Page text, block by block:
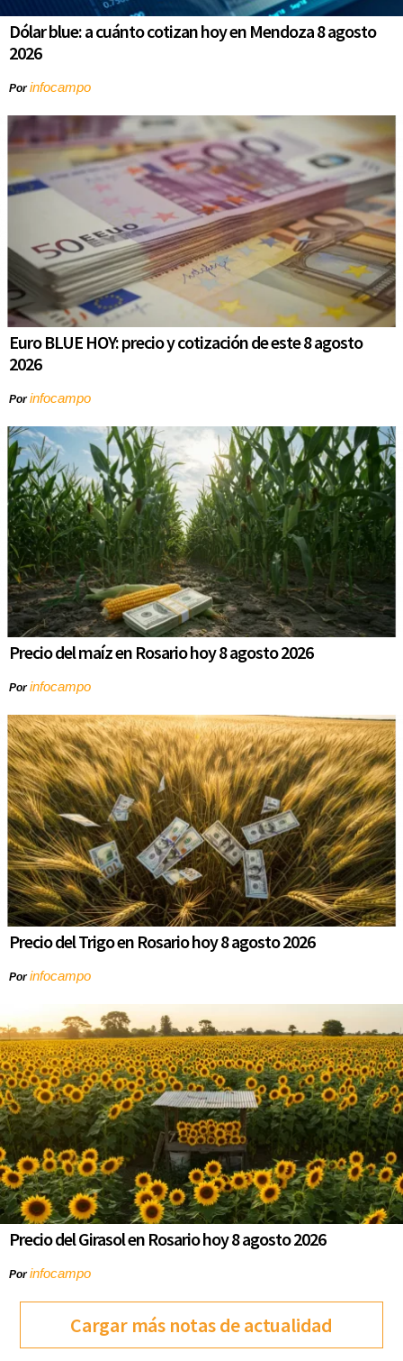
Dólar blue: a cuánto cotizan hoy en Mendoza 8 agosto
2026
Porinfocampo
Euro BLUE HOY: precio y cotización de este 8 agosto
2026
Porinfocampo
Precio del maíz en Rosario hoy 8 agosto 2026
Porinfocampo
Precio del Trigo en Rosario hoy 8 agosto 2026
Porinfocampo
Precio del Girasol en Rosario hoy 8 agosto 2026
Porinfocampo
Cargar más notas de actualidad